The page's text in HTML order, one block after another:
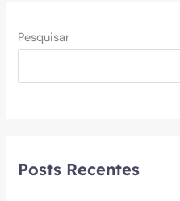
Pesquisar
Posts Recentes